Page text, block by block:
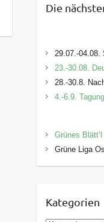
Die
29.07.-04.08.
23.-30.08.
28.-30.8.
4.-6.9.
Grünes
Grüne Liga
Kategorien